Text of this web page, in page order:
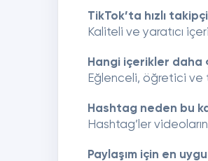
TikTok’ta hızlı
Kaliteli ve yaratıcı
Hangi içerikler daha
Eğlenceli, öğretici ve
Hashtag neden bu
Hashtag’ler
Paylaşım için en